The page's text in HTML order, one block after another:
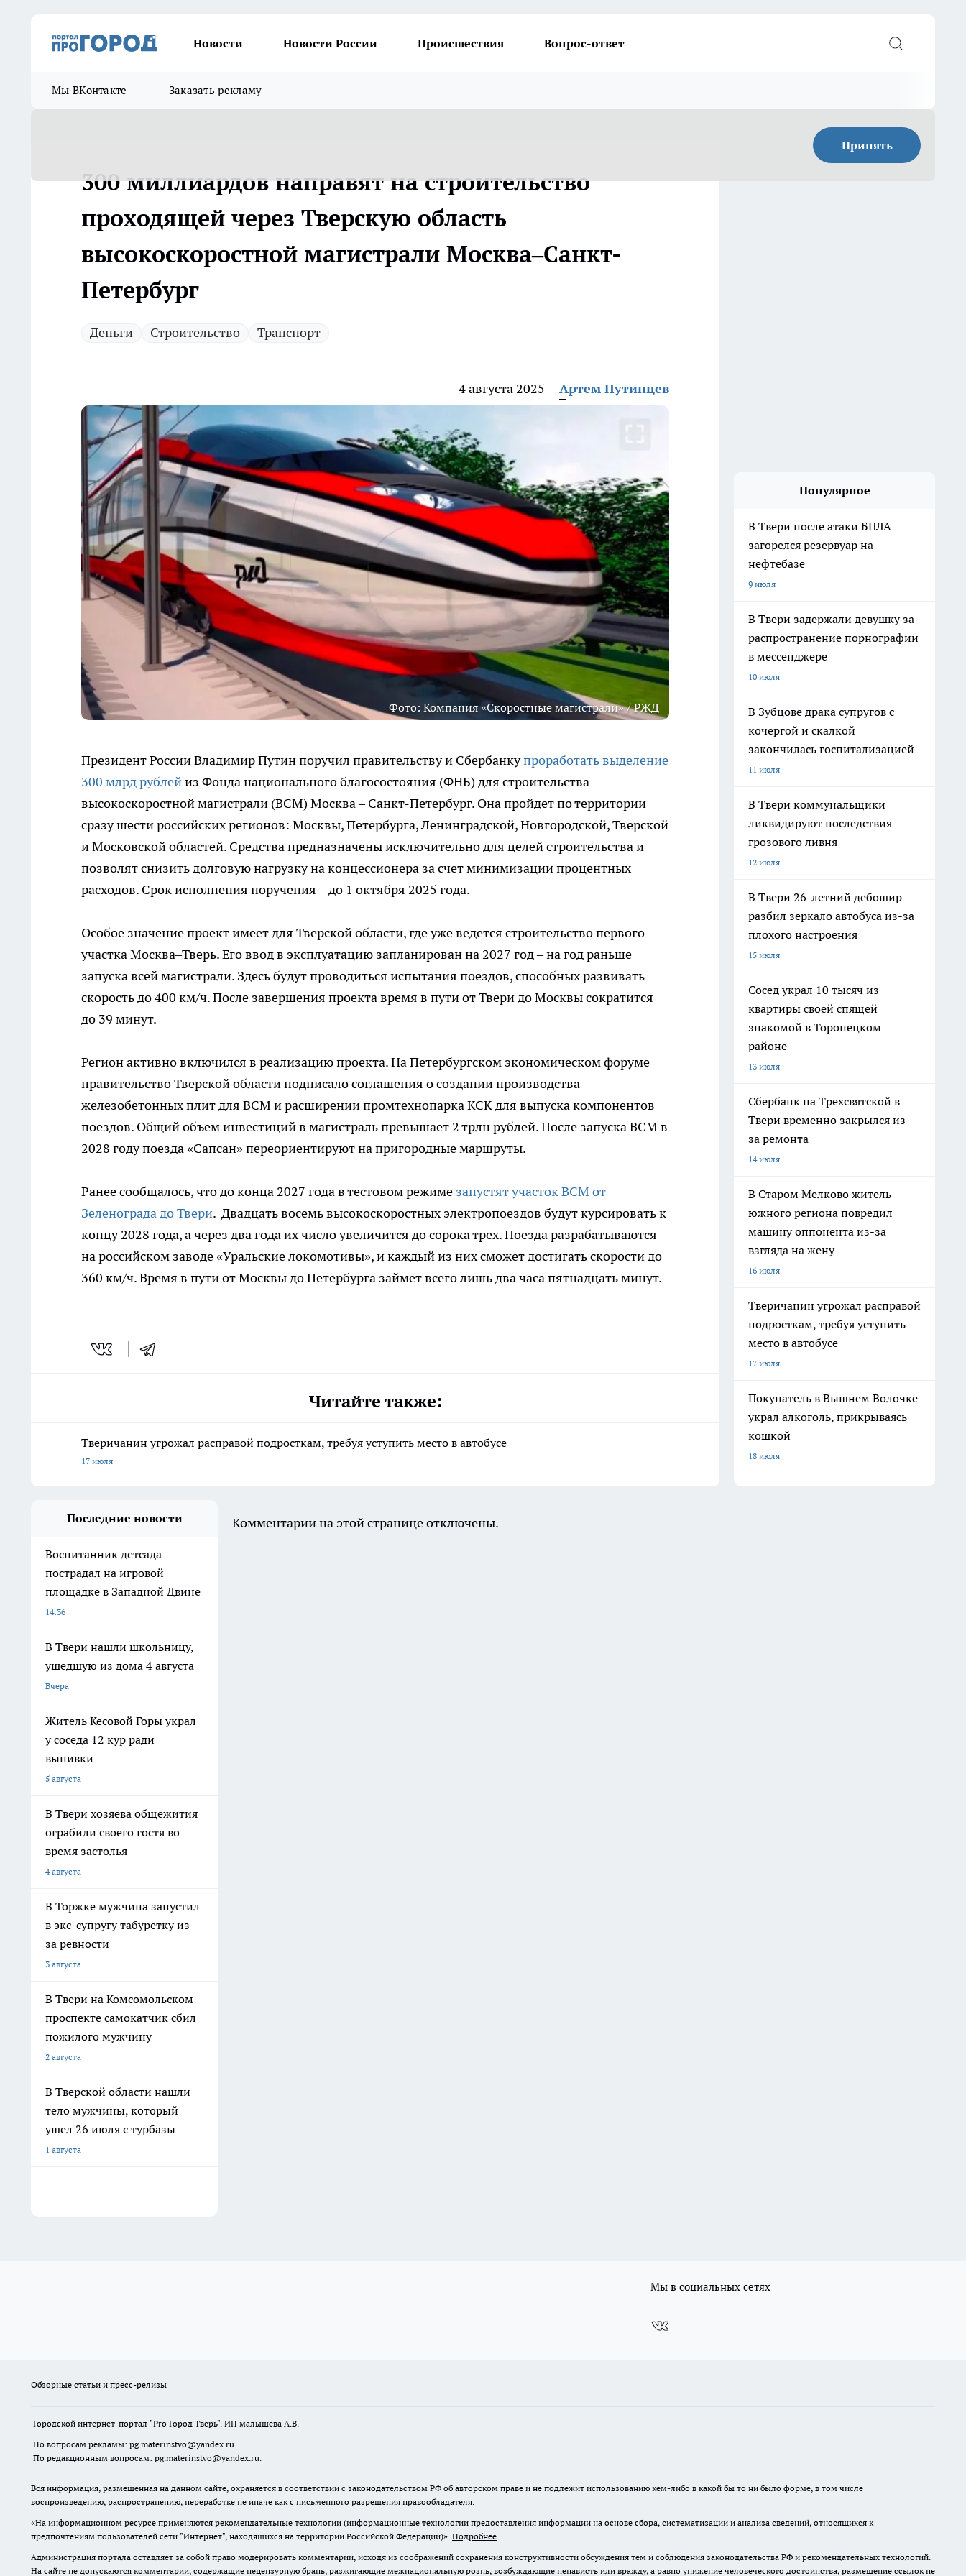
Новости Новости России Происшествия Вопрос-ответ
Мы ВКонтакте Заказать рекламу
Принять
300 миллиардов направят на строительство
проходящей через Тверскую область
высокоскоростной магистрали Москва–Санкт-
Петербург
Деньги Строительство Транспорт
4 августа 2025 Артем Путинцев
Фото: Компания «Скоростные магистрали» / РЖД
Президент России Владимир Путин поручил правительству и Сбербанкупроработать выделение
300 млрд рублейиз Фонда национального благосостояния (ФНБ) для строительства
высокоскоростной магистрали (ВСМ) Москва – Санкт-Петербург. Она пройдет по территории
сразу шести российских регионов: Москвы, Петербурга, Ленинградской, Новгородской, Тверской
и Московской областей. Средства предназначены исключительно для целей строительства и
позволят снизить долговую нагрузку на концессионера за счет минимизации процентных
расходов. Срок исполнения поручения – до 1 октября 2025 года.
Особое значение проект имеет для Тверской области, где уже ведется строительство первого
участка Москва–Тверь. Его ввод в эксплуатацию запланирован на 2027 год – на год раньше
запуска всей магистрали. Здесь будут проводиться испытания поездов, способных развивать
скорость до 400 км/ч. После завершения проекта время в пути от Твери до Москвы сократится
до 39 минут.
Регион активно включился в реализацию проекта. На Петербургском экономическом форуме
правительство Тверской области подписало соглашения о создании производства
железобетонных плит для ВСМ и расширении промтехнопарка КСК для выпуска компонентов
поездов. Общий объем инвестиций в магистраль превышает 2 трлн рублей. После запуска ВСМ в
2028 году поезда «Сапсан» переориентируют на пригородные маршруты.
Ранее сообщалось, что до конца 2027 года в тестовом режиме запустят участок ВСМ от
Зеленограда до Твери. Двадцать восемь высокоскоростных электропоездов будут курсировать к
концу 2028 года, а через два года их число увеличится до сорока трех. Поезда разрабатываются
на российском заводе «Уральские локомотивы», и каждый из них сможет достигать скорости до
360 км/ч. Время в пути от Москвы до Петербурга займет всего лишь два часа пятнадцать минут.
Читайте также:
Тверичанин угрожал расправой подросткам, требуя уступить место в автобусе
17 июля
Популярное
В Твери после атаки БПЛА
загорелся резервуар на
нефтебазе
9 июля
В Твери задержали девушку за
распространение порнографии
в мессенджере
10 июля
В Зубцове драка супругов с
кочергой и скалкой
закончилась госпитализацией
11 июля
В Твери коммунальщики
ликвидируют последствия
грозового ливня
12 июля
В Твери 26-летний дебошир
разбил зеркало автобуса из-за
плохого настроения
15 июля
Сосед украл 10 тысяч из
квартиры своей спящей
знакомой в Торопецком
районе
13 июля
Сбербанк на Трехсвятской в
Твери временно закрылся из-
за ремонта
14 июля
В Старом Мелково житель
южного региона повредил
машину оппонента из-за
взгляда на жену
16 июля
Тверичанин угрожал расправой
подросткам, требуя уступить
место в автобусе
17 июля
Покупатель в Вышнем Волочке
украл алкоголь, прикрываясь
кошкой
18 июля
Последние новости
Воспитанник детсада
пострадал на игровой
площадке в Западной Двине
14:36
В Твери нашли школьницу,
ушедшую из дома 4 августа
Вчера
Житель Кесовой Горы украл
у соседа 12 кур ради
выпивки
5 августа
В Твери хозяева общежития
ограбили своего гостя во
время застолья
4 августа
В Торжке мужчина запустил
в экс-супругу табуретку из-
за ревности
3 августа
В Твери на Комсомольском
проспекте самокатчик сбил
пожилого мужчину
2 августа
В Тверской области нашли
тело мужчины, который
ушел 26 июля с турбазы
1 августа
Комментарии на этой странице отключены.
Мы в социальных сетях
Обзорные статьи и пресс-релизы
Городской интернет-портал "Pro Город Тверь". ИП малышева А.В.
По вопросам рекламы: pg.materinstvo@yandex.ru.
По редакционным вопросам: pg.materinstvo@yandex.ru.
Вся информация, размещенная на данном сайте, охраняется в соответствии с законодательством РФ об авторском праве и не подлежит использованию кем-либо в какой бы то ни было форме, в том числе
воспроизведению, распространению, переработке не иначе как с письменного разрешения правообладателя.
«На информационном ресурсе применяются рекомендательные технологии (информационные технологии предоставления информации на основе сбора, систематизации и анализа сведений, относящихся к
предпочтениям пользователей сети "Интернет", находящихся на территории Российской Федерации)». Подробнее
Администрация портала оставляет за собой право модерировать комментарии, исходя из соображений сохранения конструктивности обсуждения тем и соблюдения законодательства РФ и рекомендательных технологий.
На сайте не допускаются комментарии, содержащие нецензурную брань, разжигающие межнациональную рознь, возбуждающие ненависть или вражду, а равно унижение человеческого достоинства, размещение ссылок не